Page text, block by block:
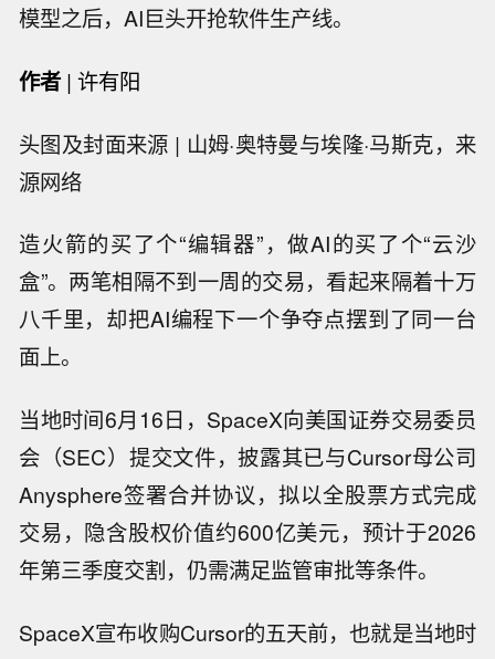
模型之后，AI巨头开抢软件生产线。
作者 |许有阳
头图及封面来源 | 山姆·奥特曼与埃隆·马斯克，来
源网络
造火箭的买了个“编辑器”，做AI的买了个“云沙
盒”。两笔相隔不到一周的交易，看起来隔着十万
八千里，却把AI编程下一个争夺点摆到了同一台
面上。
当地时间6月16日，SpaceX向美国证券交易委员
会（SEC）提交文件，披露其已与Cursor母公司
Anysphere签署合并协议，拟以全股票方式完成
交易，隐含股权价值约600亿美元，预计于2026
年第三季度交割，仍需满足监管审批等条件。
SpaceX宣布收购Cursor的五天前，也就是当地时